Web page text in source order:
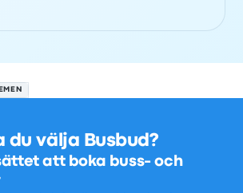
du välja Busbud?
att boka buss- och